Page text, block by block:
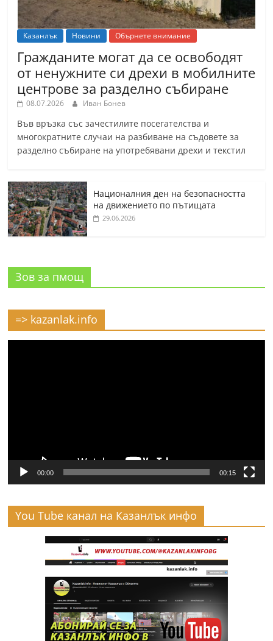
Казанлък Новини Обърнете внимание
Гражданите могат да се освободят
от ненужните си дрехи в мобилните
центрове за разделно събиране
08.07.2026 Иван Бонев
Във връзка със зачестилите посегателства и
многократните случаи на разбиване на съдовете за
разделно събиране на употребявани дрехи и текстил
Националния ден на безопасността
на движението по пътищата
29.06.2026
Зов за пмощ
=> kazanlak.info
00:00 00:15
You Tube канал на Казанлък инфо